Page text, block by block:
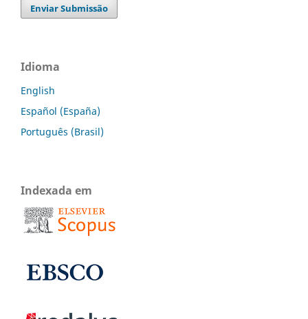
Enviar Submissão
Idioma
English
Español (España)
Português (Brasil)
Indexada em